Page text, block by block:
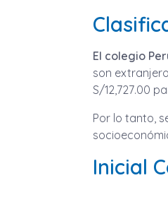
El colegio
son
S/12,727.00
Por lo tanto,
Inicial